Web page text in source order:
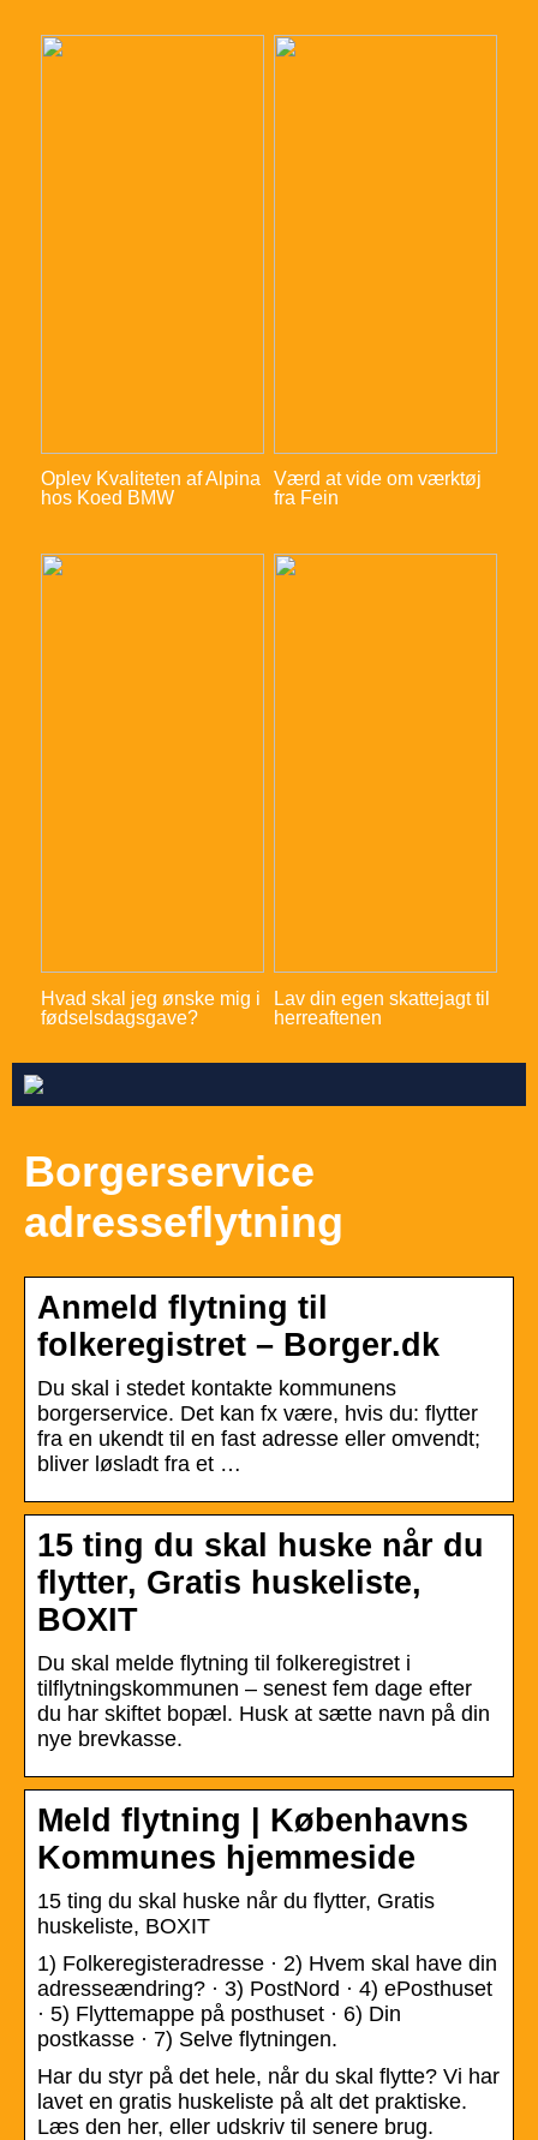
Oplev Kvaliteten af Alpina
hos Koed BMW
Værd at vide om værktøj
fra Fein
Hvad skal jeg ønske mig i
fødselsdagsgave?
Lav din egen skattejagt til
herreaftenen
Borgerservice
adresseflytning
Anmeld flytning til
folkeregistret – Borger.dk
Du skal i stedet kontakte kommunens
borgerservice. Det kan fx være, hvis du: flytter
fra en ukendt til en fast adresse eller omvendt;
bliver løsladt fra et …
15 ting du skal huske når du
flytter, Gratis huskeliste,
BOXIT
Du skal melde flytning til folkeregistret i
tilflytningskommunen – senest fem dage efter
du har skiftet bopæl. Husk at sætte navn på din
nye brevkasse.
Meld flytning | Københavns
Kommunes hjemmeside
15 ting du skal huske når du flytter, Gratis
huskeliste, BOXIT
1) Folkeregisteradresse · 2) Hvem skal have din
adresseændring? · 3) PostNord · 4) ePosthuset
· 5) Flyttemappe på posthuset · 6) Din
postkasse · 7) Selve flytningen.
Har du styr på det hele, når du skal flytte? Vi har
lavet en gratis huskeliste på alt det praktiske.
Læs den her, eller udskriv til senere brug.